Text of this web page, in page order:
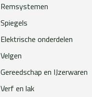
Remsystemen
Spiegels
Elektrische onderdelen
Velgen
Gereedschap en IJzerwaren
Verf en lak